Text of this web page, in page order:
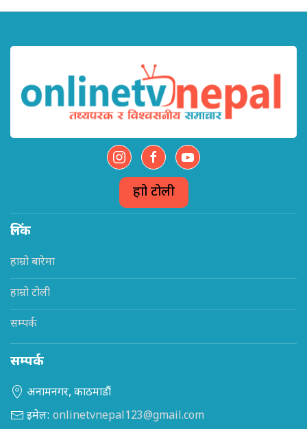
हाम्रो टोली
लिंक
हाम्रो बारेमा
हाम्रो टोली
सम्पर्क
सम्पर्क
अनामनगर, काठमाडौं
इमेल: onlinetvnepal123@gmail.com